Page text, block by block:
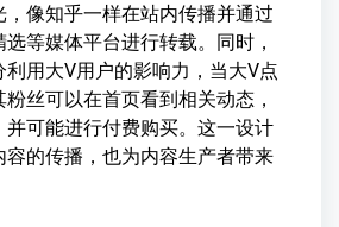
像知乎一样在站内传播并通过
等媒体平台进行转载。同时，
用大V用户的影响力，当大V点
丝可以在首页看到相关动态，
可能进行付费购买。这一设计
的传播，也为内容生产者带来